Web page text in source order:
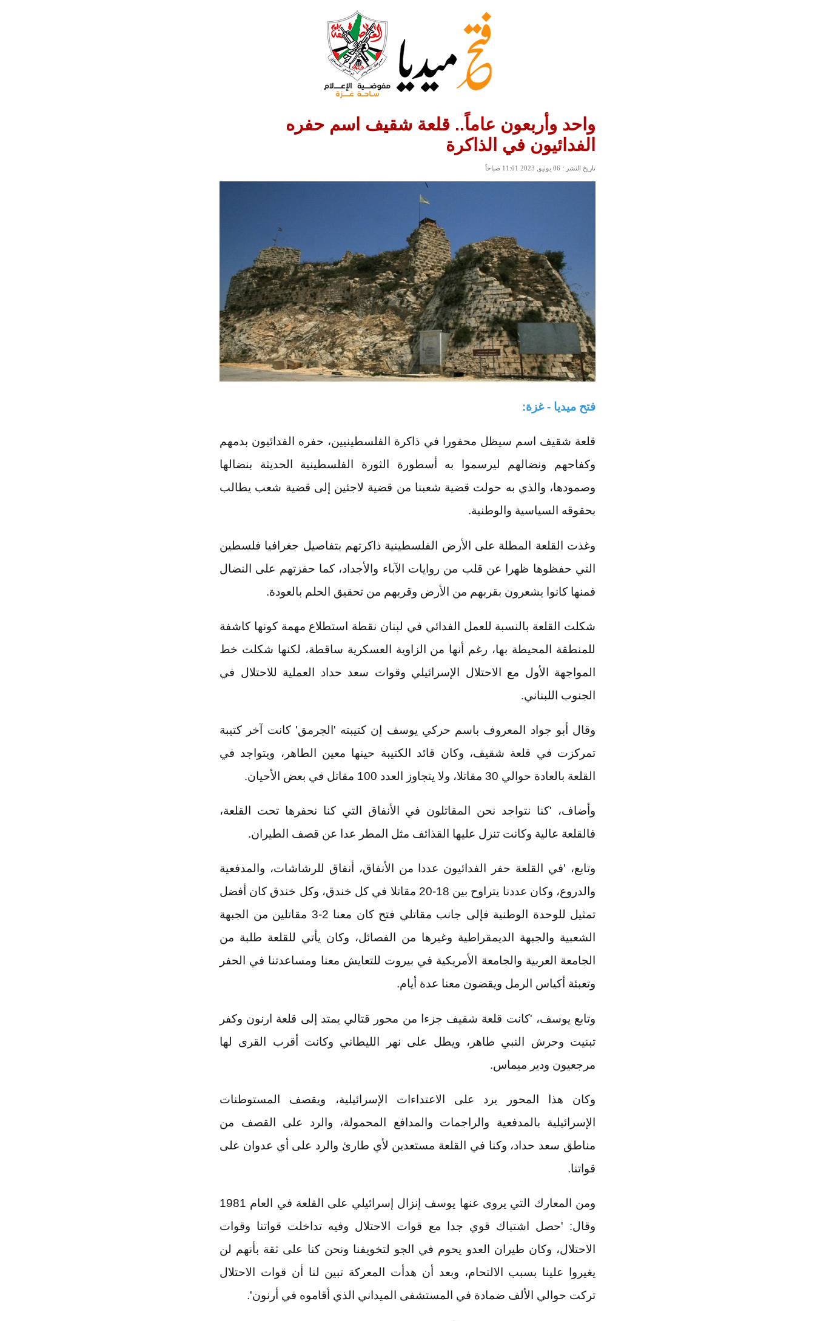
واحد وأربعون عاماً.. قلعة شقيف اسم حفره
الفدائيون في الذاكرة
تاريخ النشر : 06 يونيو, 2023 11:01 صباحاً
فتح ميديا - غزة:
قلعة شقيف اسم سيظل محفورا في ذاكرة الفلسطينيين، حفره الفدائيون بدمهم
وكفاحهم ونضالهم ليرسموا به أسطورة الثورة الفلسطينية الحديثة بنضالها
وصمودها، والذي به حولت قضية شعبنا من قضية لاجئين إلى قضية شعب يطالب
بحقوقه السياسية والوطنية.
وغذت القلعة المطلة على الأرض الفلسطينية ذاكرتهم بتفاصيل جغرافيا فلسطين
التي حفظوها ظهرا عن قلب من روايات الآباء والأجداد، كما حفزتهم على النضال
فمنها كانوا يشعرون بقربهم من الأرض وقربهم من تحقيق الحلم بالعودة.
شكلت القلعة بالنسبة للعمل الفدائي في لبنان نقطة استطلاع مهمة كونها كاشفة
للمنطقة المحيطة بها، رغم أنها من الزاوية العسكرية ساقطة، لكنها شكلت خط
المواجهة الأول مع الاحتلال الإسرائيلي وقوات سعد حداد العملية للاحتلال في
الجنوب اللبناني.
وقال أبو جواد المعروف باسم حركي يوسف إن كتيبته 'الجرمق' كانت آخر كتيبة
تمركزت في قلعة شقيف، وكان قائد الكتيبة حينها معين الطاهر، ويتواجد في
القلعة بالعادة حوالي 30 مقاتلا، ولا يتجاوز العدد 100 مقاتل في بعض الأحيان.
وأضاف، 'كنا نتواجد نحن المقاتلون في الأنفاق التي كنا نحفرها تحت القلعة،
فالقلعة عالية وكانت تنزل عليها القذائف مثل المطر عدا عن قصف الطيران.
وتابع، 'في القلعة حفر الفدائيون عددا من الأنفاق، أنفاق للرشاشات، والمدفعية
والدروع، وكان عددنا يتراوح بين 18-20 مقاتلا في كل خندق، وكل خندق كان أفضل
تمثيل للوحدة الوطنية فإلى جانب مقاتلي فتح كان معنا 2-3 مقاتلين من الجبهة
الشعبية والجبهة الديمقراطية وغيرها من الفصائل، وكان يأتي للقلعة طلبة من
الجامعة العربية والجامعة الأمريكية في بيروت للتعايش معنا ومساعدتنا في الحفر
وتعبئة أكياس الرمل ويقضون معنا عدة أيام.
وتابع يوسف، 'كانت قلعة شقيف جزءا من محور قتالي يمتد إلى قلعة ارنون وكفر
تبنيت وحرش النبي طاهر، ويطل على نهر الليطاني وكانت أقرب القرى لها
مرجعيون ودير ميماس.
وكان هذا المحور يرد على الاعتداءات الإسرائيلية، ويقصف المستوطنات
الإسرائيلية بالمدفعية والراجمات والمدافع المحمولة، والرد على القصف من
مناطق سعد حداد، وكنا في القلعة مستعدين لأي طارئ والرد على أي عدوان على
قواتنا.
ومن المعارك التي يروى عنها يوسف إنزال إسرائيلي على القلعة في العام 1981
وقال: 'حصل اشتباك قوي جدا مع قوات الاحتلال وفيه تداخلت قواتنا وقوات
الاحتلال، وكان طيران العدو يحوم في الجو لتخويفنا ونحن كنا على ثقة بأنهم لن
يغيروا علينا بسبب الالتحام، وبعد أن هدأت المعركة تبين لنا أن قوات الاحتلال
تركت حوالي الألف ضمادة في المستشفى الميداني الذي أقاموه في أرنون'.